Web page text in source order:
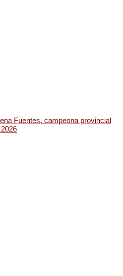
Fuentes, campeona provincial